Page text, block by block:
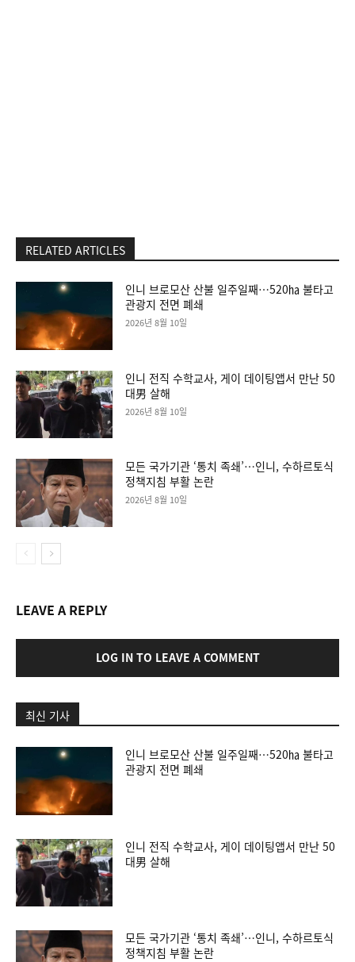
RELATED ARTICLES
인니 브로모산 산불 일주일째…520㏊ 불타고
관광지 전면 폐쇄
2026년 8월 10일
인니 전직 수학교사, 게이 데이팅앱서 만난 50
대男 살해
2026년 8월 10일
모든 국가기관 ‘통치 족쇄’…인니, 수하르토식
정책지침 부활 논란
2026년 8월 10일
LEAVE A REPLY
LOG IN TO LEAVE A COMMENT
최신 기사
인니 브로모산 산불 일주일째…520㏊ 불타고
관광지 전면 폐쇄
인니 전직 수학교사, 게이 데이팅앱서 만난 50
대男 살해
모든 국가기관 ‘통치 족쇄’…인니, 수하르토식
정책지침 부활 논란